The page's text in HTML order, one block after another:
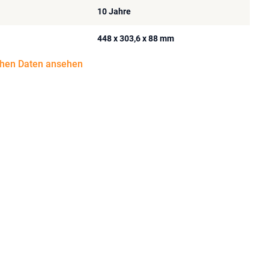
10 Jahre
448 x 303,6 x 88 mm
Daten ansehen